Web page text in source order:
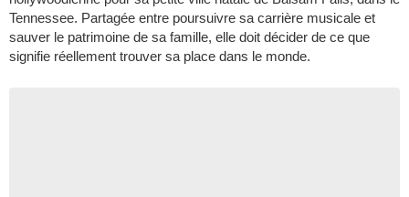
Tennessee. Partagée entre poursuivre sa carrière musicale et
sauver le patrimoine de sa famille, elle doit décider de ce que
signifie réellement trouver sa place dans le monde.